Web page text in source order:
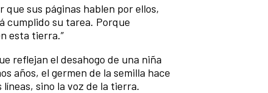
sus páginas hablen por ellos,
cumplido su tarea. Porque
esta tierra.”
reflejan el desahogo de una niña
años, el germen de la semilla hace
sino la voz de la tierra.